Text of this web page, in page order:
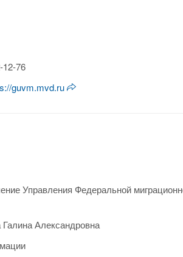
12-76
guvm.mvd.ru
Управления Федеральной
Галина Александровна